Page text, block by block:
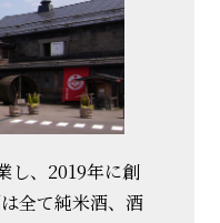
し、2019年に創
全て純米酒、酒